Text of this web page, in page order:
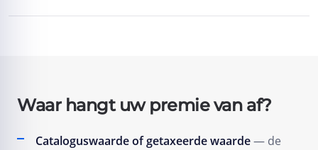
Waar hangt uw premie van af?
Cataloguswaarde of getaxeerde waarde— de